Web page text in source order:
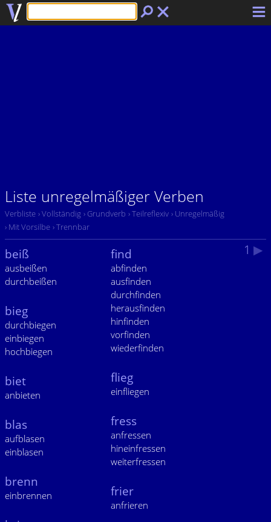
Liste unregelmäßiger Verben
Verbliste › Vollständig › Grundverb › Teilreflexiv › Unregelmäßig
› Mit Vorsilbe › Trennbar
1 ▶
beiß
ausbeißen
durchbeißen
bieg
durchbiegen
einbiegen
hochbiegen
biet
anbieten
blas
aufblasen
einblasen
brenn
einbrennen
find
abfinden
ausfinden
durchfinden
herausfinden
hinfinden
vorfinden
wiederfinden
flieg
einfliegen
fress
anfressen
hineinfressen
weiterfressen
frier
anfrieren